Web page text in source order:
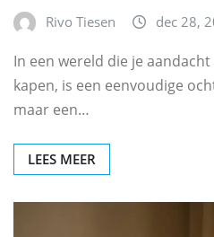
Rivo Tiesen dec 28,
In een wereld die je
kapen, is een eenvoudige
maar een…
LEES MEER